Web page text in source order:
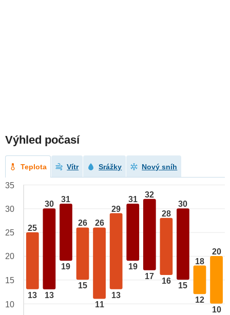
Výhled počasí
Teplota Vítr Srážky Nový sníh
25
13
30
13
31
19
26
15
26
11
29
13
31
19
32
17
28
16
30
15
18
12
20
10
35
30
25
20
15
10